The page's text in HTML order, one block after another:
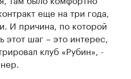
еще на три года,
И причина, по которой
этот шаг – это интерес,
клуб «Рубин», -